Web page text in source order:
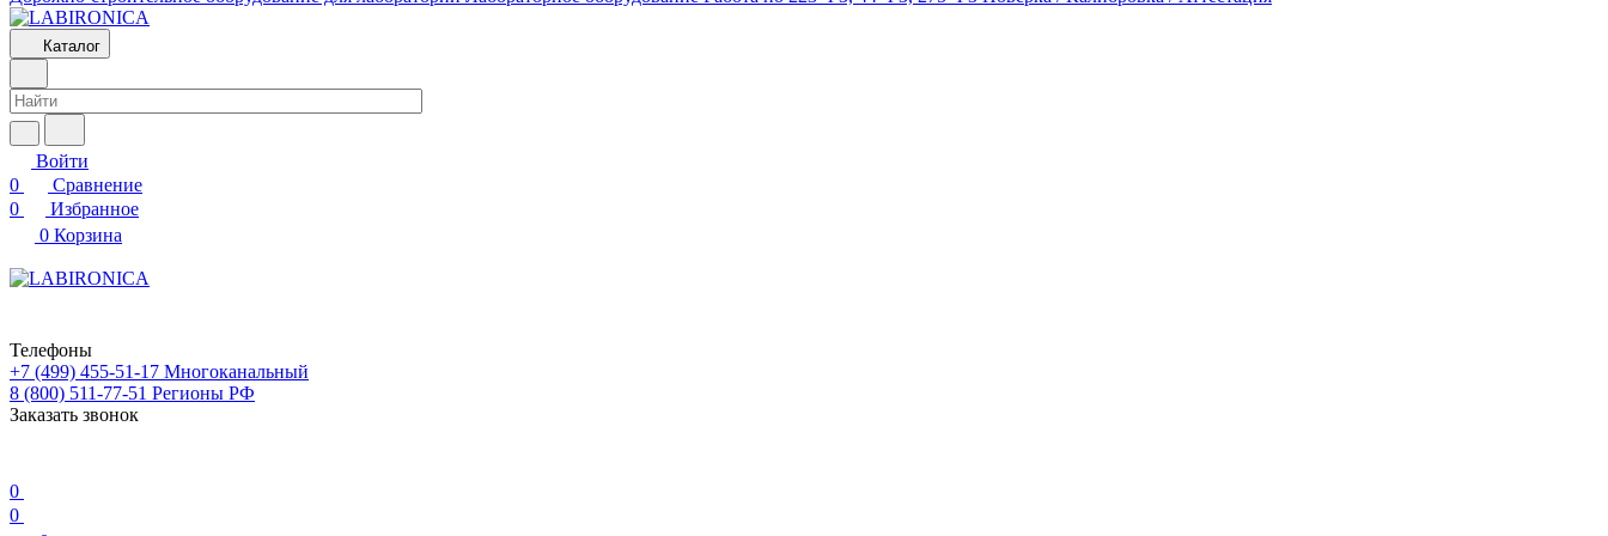
Каталог
Войти
0
Сравнение
0
Избранное
0 Корзина
Телефоны
+7 (499) 455-51-17 Многоканальный
8 (800) 511-77-51 Регионы РФ
Заказать звонок
0
0